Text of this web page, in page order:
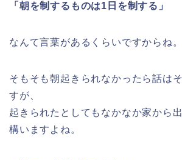
「朝を制するものは1日を制する」
なんて言葉があるくらいですからね。
そもそも朝起きられなかったら話は
すが、
起きられたとしてもなかなか家から
構いますよね。